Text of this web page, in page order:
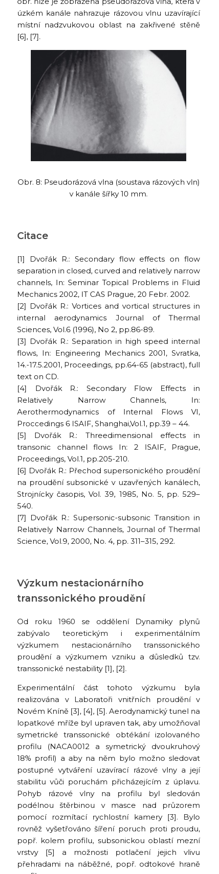
úzkém kanále nahrazuje rázovou vlnu uzavírající
místní nadzvukovou oblast na zakřivené stěně
[6], [7].
Obr. 8: Pseudorázová vlna (soustava rázových vln)
v kanále šířky 10 mm.
Citace
[1] Dvořák R.: Secondary flow effects on flow
separation in closed, curved and relatively narrow
channels, In: Seminar Topical Problems in Fluid
Mechanics 2002, IT CAS Prague, 20 Febr. 2002.
[2] Dvořák R.: Vortices and vortical structures in
internal aerodynamics Journal of Thermal
Sciences, Vol.6 (1996), No 2, pp.86-89.
[3] Dvořák R.: Separation in high speed internal
flows, In: Engineering Mechanics 2001, Svratka,
14.-17.5.2001, Proceedings, pp.64-65 (abstract), full
text on CD.
[4] Dvořák R.: Secondary Flow Effects in
Relatively Narrow Channels, In:
Aerothermodynamics of Internal Flows VI,
Proccedings 6 ISAIF, Shanghai,Vol.1, pp.39 – 44.
[5] Dvořák R.: Threedimensional effects in
transonic channel flows In: 2 ISAIF, Prague,
Proceedings, Vol.1, pp.205-210.
[6] Dvořák R.: Přechod supersonického proudění
na proudění subsonické v uzavřených kanálech,
Strojnícky časopis, Vol. 39, 1985, No. 5, pp. 529–
540.
[7] Dvořák R.: Supersonic-subsonic Transition in
Relatively Narrow Channels, Journal of Thermal
Science, Vol.9, 2000, No. 4, pp. 311–315, 292.
Výzkum nestacionárního
transsonického proudění
Od roku 1960 se oddělení Dynamiky plynů
zabývalo teoretickým i experimentálním
výzkumem nestacionárního transsonického
proudění a výzkumem vzniku a důsledků tzv.
transsonické nestability [1], [2].
Experimentální část tohoto výzkumu byla
realizována v Laboratoři vnitřních proudění v
Novém Kníně [3], [4], [5]. Aerodynamický tunel na
lopatkové mříže byl upraven tak, aby umožňoval
symetrické transsonické obtékání izolovaného
profilu (NACA0012 a symetrický dvoukruhový
18% profil) a aby na něm bylo možno sledovat
postupné vytváření uzavírací rázové vlny a její
stabilitu vůči poruchám přicházejícím z úplavu.
Pohyb rázové vlny na profilu byl sledován
podélnou štěrbinou v masce nad průzorem
pomocí rozmítací rychlostní kamery [3]. Bylo
rovněž vyšetřováno šíření poruch proti proudu,
popř. kolem profilu, subsonickou oblastí mezní
vrstvy [5] a možnosti potlačení jejich vlivu
přehradami na náběžné, popř. odtokové hraně